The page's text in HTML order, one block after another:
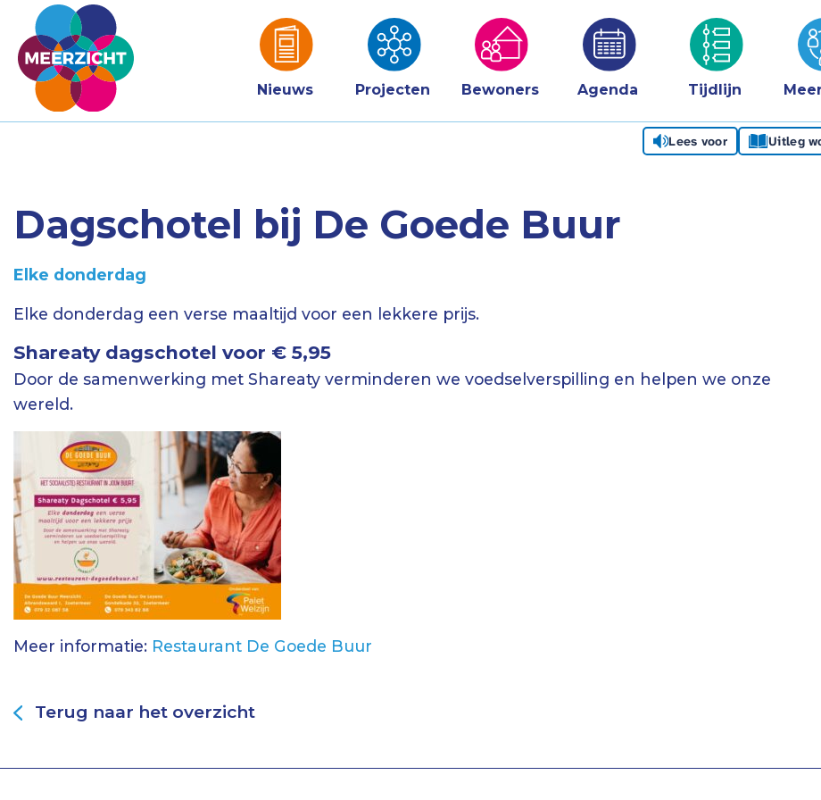
Nieuws Projecten Bewoners Agenda Tijdlijn
Lees voor Uitleg
Dagschotel bij De Goede Buur
Elke donderdag
Elke donderdag een verse maaltijd voor een lekkere prijs.
Shareaty dagschotel voor € 5,95
Door de samenwerking met Shareaty verminderen we voedselverspilling en helpen we onze
wereld.
Meer informatie: Restaurant De Goede Buur
Terug naar het overzicht